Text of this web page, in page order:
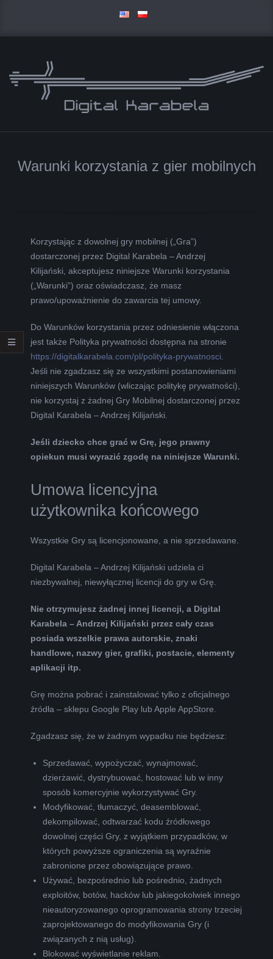
content
D
K
A
Menu
Warunki korzystania z gier mobilnych
Korzystając z dowolnej gry mobilnej („Gra”)
dostarczonej przez Digital Karabela – Andrzej
Kilijański, akceptujesz niniejsze Warunki korzystania
(„Warunki”) oraz oświadczasz, że masz
prawo/upoważnienie do zawarcia tej umowy.
Do Warunków korzystania przez odniesienie włączona
jest także Polityka prywatności dostępna na stronie
https://digitalkarabela.com/pl/polityka-prywatnosci
Jeśli nie zgadzasz się ze wszystkimi postanowieniami
niniejszych Warunków (wliczając politykę prywatności),
nie korzystaj z żadnej Gry Mobilnej dostarczonej przez
Digital Karabela – Andrzej Kilijański.
Jeśli dziecko chce grać w Grę, jego prawny
opiekun musi wyrazić zgodę na niniejsze Warunki.
Umowa licencyjna
użytkownika końcowego
Wszystkie Gry są licencjonowane, a nie sprzedawane.
Digital Karabela – Andrzej Kilijański udziela ci
niezbywalnej, niewyłącznej licencji do gry w Grę.
Nie otrzymujesz żadnej innej licencji, a Digital
Karabela – Andrzej Kilijański przez cały czas
posiada wszelkie prawa autorskie, znaki
handlowe, nazwy gier, grafiki, postacie, elementy
aplikacji itp.
Grę można pobrać i zainstalować tylko z oficjalnego
źródła – sklepu Google Play lub Apple AppStore.
Zgadzasz się, że w żadnym wypadku nie będziesz:
Sprzedawać, wypożyczać, wynajmować,
dzierżawić, dystrybuować, hostować lub w inny
sposób komercyjnie wykorzystywać Gry.
Modyfikować, tłumaczyć, deasemblować,
dekompilować, odtwarzać kodu źródłowego
dowolnej części Gry, z wyjątkiem przypadków, w
których powyższe ograniczenia są wyraźnie
zabronione przez obowiązujące prawo.
Używać, bezpośrednio lub pośrednio, żadnych
exploitów, botów, hacków lub jakiegokolwiek innego
nieautoryzowanego oprogramowania strony trzeciej
zaprojektowanego do modyfikowania Gry (i
związanych z nią usług).
Blokować wyświetlanie reklam.